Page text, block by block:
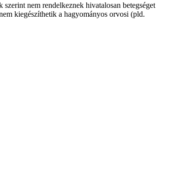
nem rendelkeznek hivatalosan betegséget
kiegészíthetik a hagyományos orvosi (pld.